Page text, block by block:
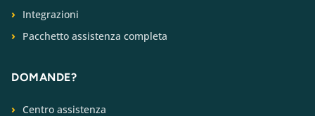
Integrazioni
Pacchetto assistenza completa
DOMANDE?
Centro assistenza